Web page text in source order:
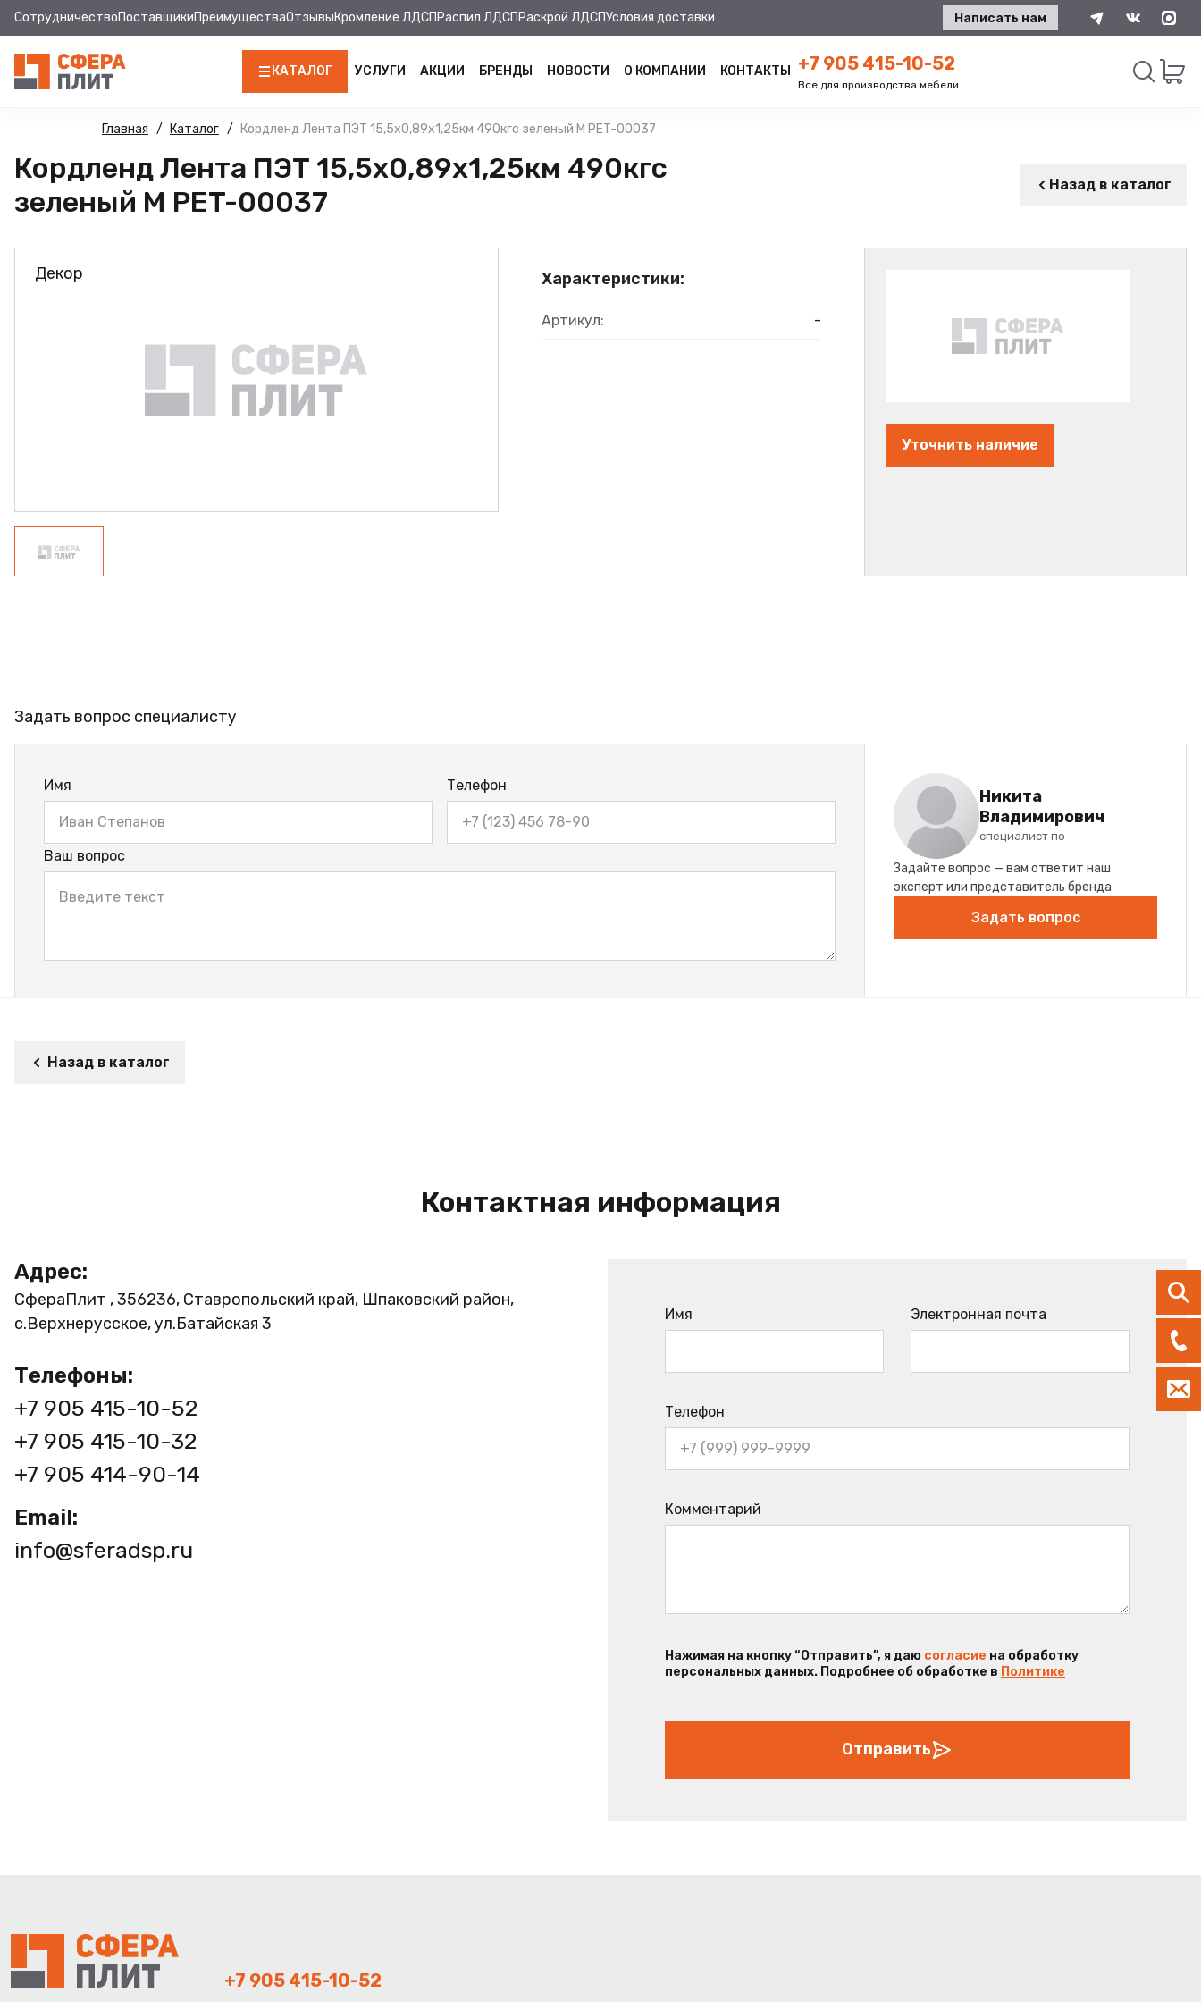
СотрудничествоПоставщикиПреимуществаОтзывыКромление ЛДСП Распил ЛДСП Раскрой ЛДСПУсловия доставки Написать нам
КАТАЛОГ
ЛДСП
КРОМКА
МДФ
МДФ ПАНЕЛИ
ДВПО
ФАНЕРА
УСЛУГИ АКЦИИ БРЕНДЫ НОВОСТИ О КОМПАНИИ КОНТАКТЫ +7 905 415-10-52
Все для производства мебели
Главная Каталог Кордленд Лента ПЭТ 15,5х0,89х1,25км 490кгс зеленый М PET-00037
Кордленд Лента ПЭТ 15,5х0,89х1,25км 490кгс
зеленый М PET-00037
Назад в каталог
Декор Характеристики:
Артикул: -
Уточнить наличие
Задать вопрос специалисту
Имя Телефон
Ваш вопрос
Никита
Владимирович
специалист по
Задайте вопрос — вам ответит наш
эксперт или представитель бренда
Задать вопрос
Назад в каталог
Контактная информация
Адрес:
СфераПлит , 356236, Ставропольский край, Шпаковский район,
с.Верхнерусское, ул.Батайская 3
Телефоны:
+7 905 415-10-52
+7 905 415-10-32
+7 905 414-90-14
Email:
info@sferadsp.ru
Имя Электронная почта
Телефон
Комментарий
Нажимая на кнопку “Отправить”, я даю согласие на обработку
персональных данных. Подробнее об обработке в Политике
Отправить
+7 905 415-10-52